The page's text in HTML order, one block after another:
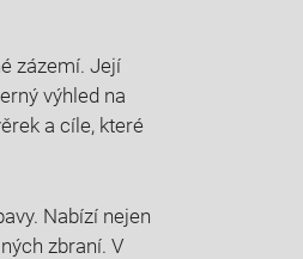
zázemí. Její
výhled na
a cíle, které
Nabízí nejen
zbraní. V